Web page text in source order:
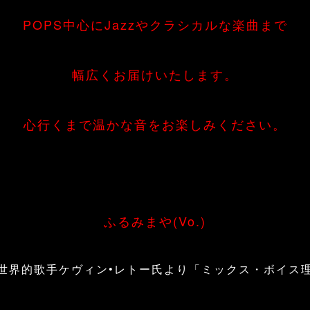
POPS中心にJazzやクラシカルな楽曲まで
幅広くお届けいたします。
心行くまで温かな音をお楽しみください。
ふるみまや(Vo.)
界的歌手ケヴィン•レトー氏より「ミックス・ボイス